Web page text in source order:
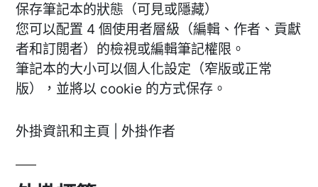
保存筆記本的狀態（可見或隱藏）
您可以配置 4 個使用者層級（編輯、作者、貢獻
者和訂閱者）的檢視或編輯筆記權限。
筆記本的大小可以個人化設定（窄版或正常
版），並將以 cookie 的方式保存。
外掛資訊和主頁 | 外掛作者